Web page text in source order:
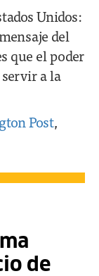
Unidos:
del
que el poder
servir a la
Post,
de